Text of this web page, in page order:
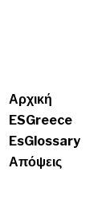
Αρχική
ESGreece
EsGlossary
Απόψεις